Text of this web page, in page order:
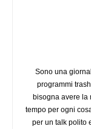
Sono una
programmi
bisogna avere la
tempo per ogni
per un talk polito